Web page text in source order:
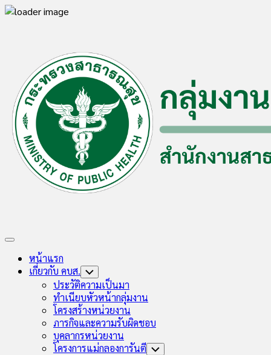
Expand
หน้าแรก
เกี่ยวกับ คบส. Toggle
Child
Menu
ประวัติความเป็นมา
ทำเนียบหัวหน้ากลุ่มงาน
โครงสร้างหน่วยงาน
ภารกิจและความรับผิดชอบ
บุคลากรหน่วยงาน
โครงการแม่กลองการันตี Toggle